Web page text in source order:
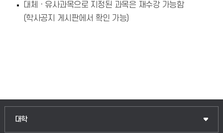
대체ㆍ유사과목으로 지정된 과목은 재수강 가능함
(학사공지 게시판에서 확인 가능)
대학